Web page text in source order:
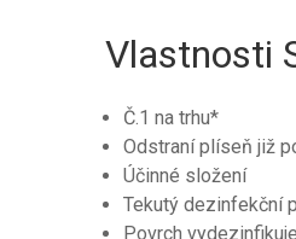
Vlastnosti
Č.1 na trhu*
Odstraní plíseň již
Účinné složení
Tekutý dezinfekční
Povrch